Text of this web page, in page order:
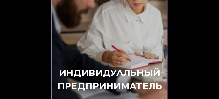
ИНДИВИДУАЛЬНЫЙ
ПРЕДПРИНИМАТЕЛЬ